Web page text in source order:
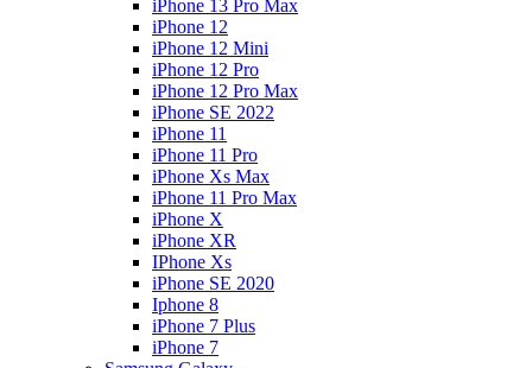
iPhone 13 Pro Max
iPhone 12
iPhone 12 Mini
iPhone 12 Pro
iPhone 12 Pro Max
iPhone SE 2022
iPhone 11
iPhone 11 Pro
iPhone Xs Max
iPhone 11 Pro Max
iPhone X
iPhone XR
IPhone Xs
iPhone SE 2020
Iphone 8
iPhone 7 Plus
iPhone 7